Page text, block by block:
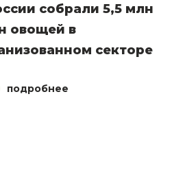
собрали 5,5 млн
овощей в
секторе
подробнее